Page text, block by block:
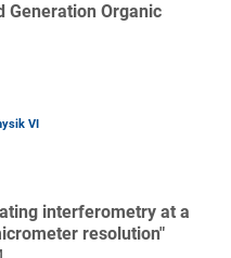
Generation Organic
VI
interferometry at a
resolution"